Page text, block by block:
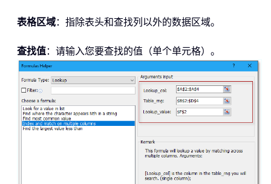
表格区域：指除表头和查找列以外的数据区域。
查找值：请输入您要查找的值（单个单元格）。